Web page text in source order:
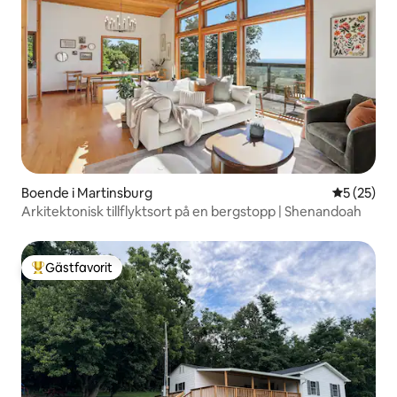
Boende i Martinsburg 5 av 5 i
5 (25)
Arkitektonisk tillflyktsort på en bergstopp | Shenandoah
Populär gästfavorit
Gästfavorit